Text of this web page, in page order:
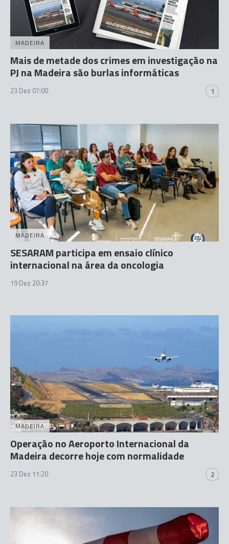
MADEIRA
Mais de metade dos crimes em investigação na
PJ na Madeira são burlas informáticas
23 Dez 07:00 1
MADEIRA
SESARAM participa em ensaio clínico
internacional na área da oncologia
19 Dez 20:37
MADEIRA
Operação no Aeroporto Internacional da
Madeira decorre hoje com normalidade
23 Dez 11:20 2